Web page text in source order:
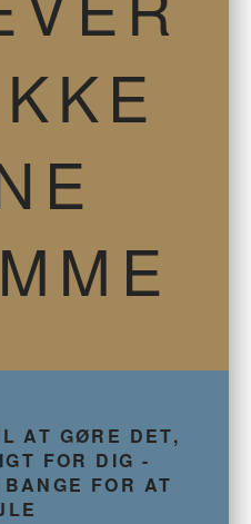
AT GØRE DET,
FOR DIG -
FOR AT